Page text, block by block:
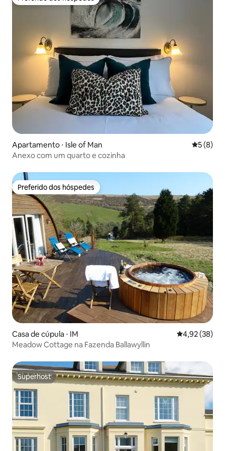
Preferido dos hóspedes
Apartamento ⋅ Isle of Man 5 de
5 (8)
Anexo com um quarto e cozinha
Preferido dos hóspedes
Preferido dos hóspedes
Casa de cúpula ⋅ IM 4,92 de uma
4,92 (38)
Meadow Cottage na Fazenda Ballawyllin
Superhost
Superhost